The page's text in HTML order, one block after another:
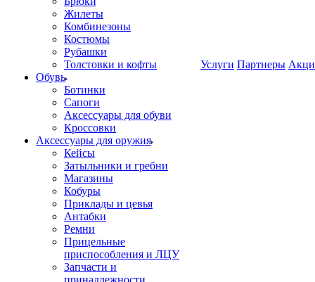
Жилеты
Комбинезоны
Костюмы
Рубашки
Толстовки и кофты
Обувь
Ботинки
Сапоги
Аксессуары для обуви
Кроссовки
Аксессуары для оружия
Кейсы
Затыльники и гребни
Магазины
Кобуры
Приклады и цевья
Антабки
Ремни
Прицельные
приспособления и ЛЦУ
Запчасти и
принадлежности
Услуги Партнеры